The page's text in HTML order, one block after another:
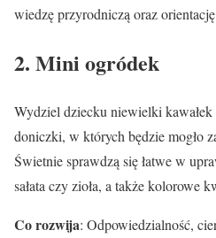
wiedzę przyrodniczą oraz
2. Mini ogródek
Wydziel dziecku niewielki
doniczki, w których będzie mogło
Świetnie sprawdzą się łatwe w
sałata czy zioła, a także kolorowe
Co rozwija: Odpowiedzialność,